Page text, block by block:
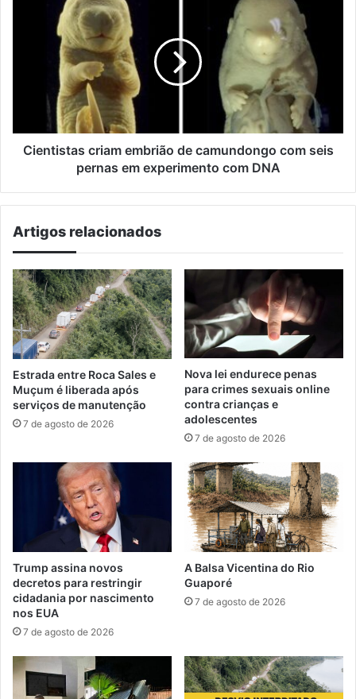
camundongo
em
experimento
Cientistas criam embrião de camundongo com seis
pernas em experimento com DNA
Artigos relacionados
Estrada entre Roca Sales e
Muçum é liberada após
serviços de manutenção
7 de agosto de 2026
Nova lei endurece penas
para crimes sexuais online
contra crianças e
adolescentes
7 de agosto de 2026
Trump assina novos
decretos para restringir
cidadania por nascimento
nos EUA
7 de agosto de 2026
A Balsa Vicentina do Rio
Guaporé
7 de agosto de 2026